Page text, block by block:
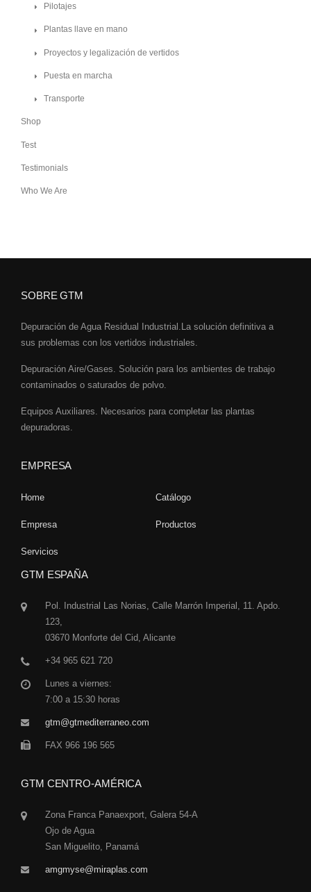
Pilotajes
Plantas llave en mano
Proyectos y legalización de vertidos
Puesta en marcha
Transporte
Shop
Test
Testimonials
Who We Are
SOBRE GTM
Depuración de Agua Residual Industrial.La solución definitiva a
sus problemas con los vertidos industriales.
Depuración Aire/Gases. Solución para los ambientes de trabajo
contaminados o saturados de polvo.
Equipos Auxiliares. Necesarios para completar las plantas
depuradoras.
EMPRESA
Home Catálogo
Empresa Productos
Servicios
GTM ESPAÑA
Pol. Industrial Las Norias, Calle Marrón Imperial, 11. Apdo.
123,
03670 Monforte del Cid, Alicante
+34 965 621 720
Lunes a viernes:
7:00 a 15:30 horas
gtm@gtmediterraneo.com
FAX 966 196 565
GTM CENTRO-AMÉRICA
Zona Franca Panaexport, Galera 54-A
Ojo de Agua
San Miguelito, Panamá
amgmyse@miraplas.com